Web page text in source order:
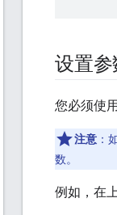
设置
您必须使
注意 ：
数。
例如，在